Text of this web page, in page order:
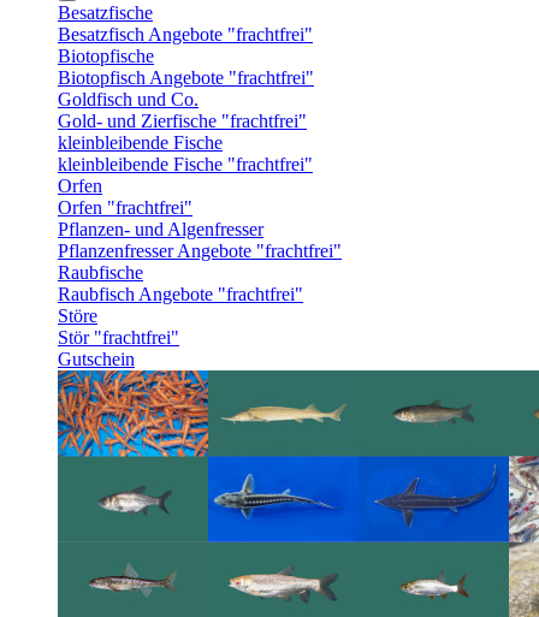
Besatzfische
Besatzfisch Angebote "frachtfrei"
Biotopfische
Biotopfisch Angebote "frachtfrei"
Goldfisch und Co.
Gold- und Zierfische "frachtfrei"
kleinbleibende Fische
kleinbleibende Fische "frachtfrei"
Orfen
Orfen "frachtfrei"
Pflanzen- und Algenfresser
Pflanzenfresser Angebote "frachtfrei"
Raubfische
Raubfisch Angebote "frachtfrei"
Störe
Stör "frachtfrei"
Gutschein